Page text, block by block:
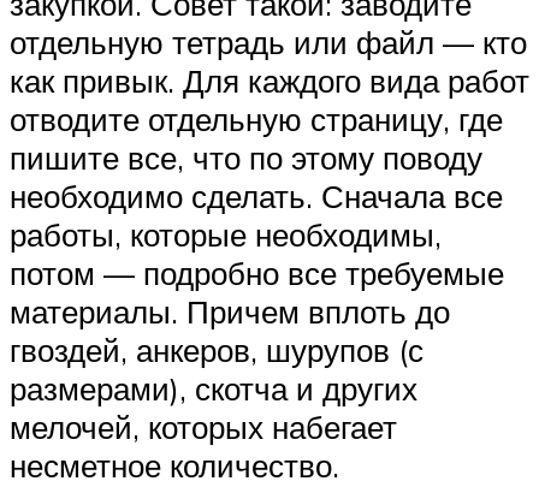
отдельную тетрадь или файл — кто
как привык. Для каждого вида работ
отводите отдельную страницу, где
пишите все, что по этому поводу
необходимо сделать. Сначала все
работы, которые необходимы,
потом — подробно все требуемые
материалы. Причем вплоть до
гвоздей, анкеров, шурупов (с
размерами), скотча и других
мелочей, которых набегает
несметное количество.